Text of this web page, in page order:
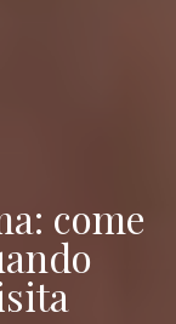
come